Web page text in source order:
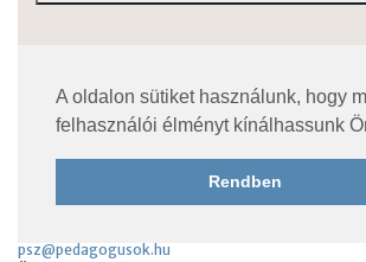
A oldalon sütiket használunk, hogy
felhasználói élményt kínálhassunk
Rendben
Pedagógusok Szakszervezete
psz@pedagogusok.hu